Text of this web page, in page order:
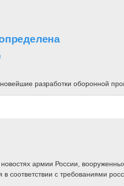
разработки оборонной
армии России,
с требованиями